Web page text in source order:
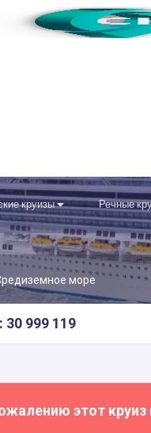
круизы Речные
море
30 999 119
этот